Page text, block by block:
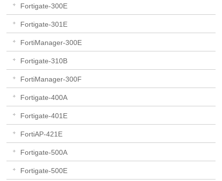
Fortigate-300E
Fortigate-301E
FortiManager-300E
Fortigate-310B
FortiManager-300F
Fortigate-400A
Fortigate-401E
FortiAP-421E
Fortigate-500A
Fortigate-500E